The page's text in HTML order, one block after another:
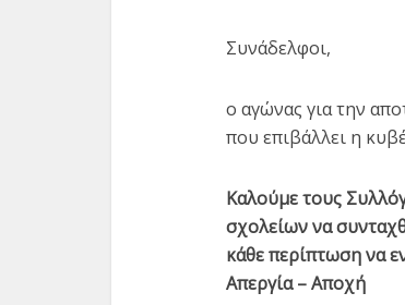
Συνάδελφοι,
ο αγώνας για την
που επιβάλλει η
Καλούμε τους
σχολείων να
κάθε περίπτωση να
Απεργία – Αποχή